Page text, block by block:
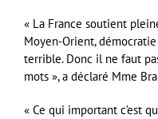
« La France soutient
Moyen-Orient,
terrible. Donc il ne faut
mots », a déclaré Mme
« Ce qui important c’est